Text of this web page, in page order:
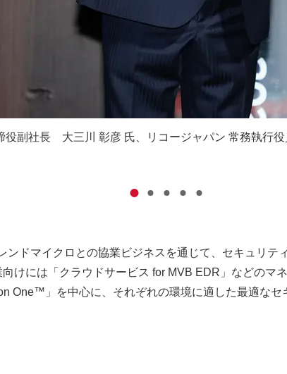
副社長 大三川 彰彦 氏、リコージャパン 常務執行役
ドマイクロとの協業ビジネスを通じて、セキュリ
けには「クラウドサービス for MVB EDR」などのマ
One™」を中心に、それぞれの環境に適した最適なセ